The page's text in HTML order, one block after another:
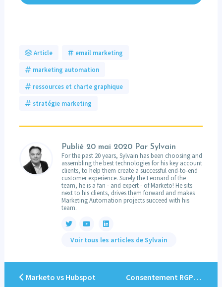
Article email marketing
marketing automation
ressources et charte graphique
stratégie marketing
Publié 20 mai 2020Par Sylvain
For the past 20 years, Sylvain has been choosing and
assembling the best technologies for his key account
clients, to help them create a successful end-to-end
customer experience. Surely the Leonard of the
team, he is a fan - and expert - of Marketo! He sits
next to his clients, drives them forward and makes
Marketing Automation projects succeed with his
team.
Voir tous les articles de Sylvain
Marketo vs Hubspot Consentement RGPD : 5 idées pour tourner votre centre de préférences à votre avantage !